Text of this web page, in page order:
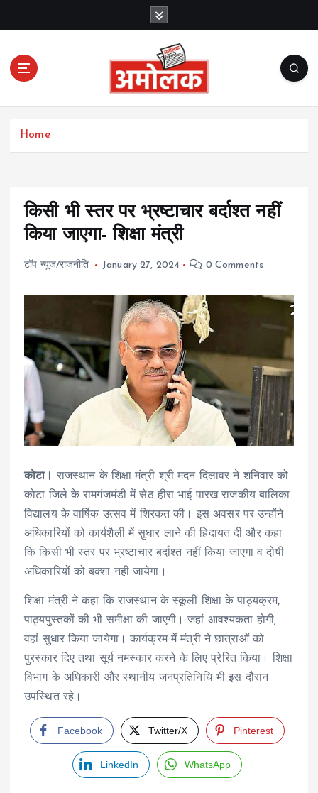
c
Amolak News
Home
किसी भी स्तर पर भ्रष्टाचार बर्दाश्त नहीं
किया जाएगा- शिक्षा मंत्री
टॉप न्यूज/राजनीति January 27, 2024 0 Comments
कोटा।
राजस्थान के शिक्षा मंत्री श्री मदन दिलावर ने शनिवार को
कोटा जिले के रामगंजमंडी में सेठ हीरा भाई पारख राजकीय बालिका
विद्यालय के वार्षिक उत्सव में शिरकत की। इस अवसर पर उन्होंने
अधिकारियों को कार्यशैली में सुधार लाने की हिदायत दी और कहा
कि किसी भी स्तर पर भ्रष्टाचार बर्दाश्त नहीं किया जाएगा व दोषी
अधिकारियों को बक्शा नही जायेगा।
शिक्षा मंत्री ने कहा कि राजस्थान के स्कूली शिक्षा के पाठ्यक्रम,
पाठ्यपुस्तकों की भी समीक्षा की जाएगी। जहां आवश्यकता होगी,
वहां सुधार किया जायेगा। कार्यक्रम में मंत्री ने छात्राओं को
पुरस्कार दिए तथा सूर्य नमस्कार करने के लिए प्रेरित किया। शिक्षा
विभाग के अधिकारी और स्थानीय जनप्रतिनिधि भी इस दौरान
उपस्थित रहे।
Facebook Twitter/X Pinterest
LinkedIn WhatsApp